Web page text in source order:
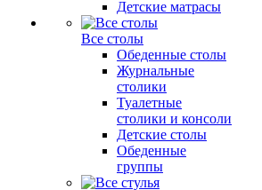
Детские матрасы
Все столы
Обеденные столы
Журнальные
столики
Туалетные
столики и консоли
Детские столы
Обеденные
группы